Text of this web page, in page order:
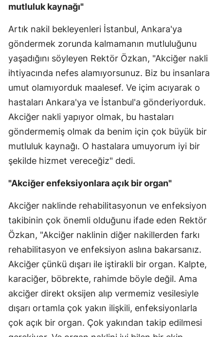
mutluluk kaynağı"
Artık nakil bekleyenleri İstanbul, Ankara'ya
göndermek zorunda kalmamanın mutluluğunu
yaşadığını söyleyen Rektör Özkan, "Akciğer nakli
ihtiyacında nefes alamıyorsunuz. Biz bu insanlara
umut olamıyorduk maalesef. Ve içim acıyarak o
hastaları Ankara'ya ve İstanbul'a gönderiyorduk.
Akciğer nakli yapıyor olmak, bu hastaları
göndermemiş olmak da benim için çok büyük bir
mutluluk kaynağı. O hastalara umuyorum iyi bir
şekilde hizmet vereceğiz" dedi.
"Akciğer enfeksiyonlara açık bir organ"
Akciğer naklinde rehabilitasyonun ve enfeksiyon
takibinin çok önemli olduğunu ifade eden Rektör
Özkan, "Akciğer naklinin diğer nakillerden farkı
rehabilitasyon ve enfeksiyon aslına bakarsanız.
Akciğer çünkü dışarı ile iştirakli bir organ. Kalpte,
karaciğer, böbrekte, rahimde böyle değil. Ama
akciğer direkt oksijen alıp vermemiz vesilesiyle
dışarı ortamla çok yakın ilişkili, enfeksiyonlarla
çok açık bir organ. Çok yakından takip edilmesi